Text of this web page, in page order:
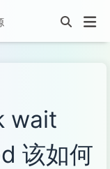
wait
该如何